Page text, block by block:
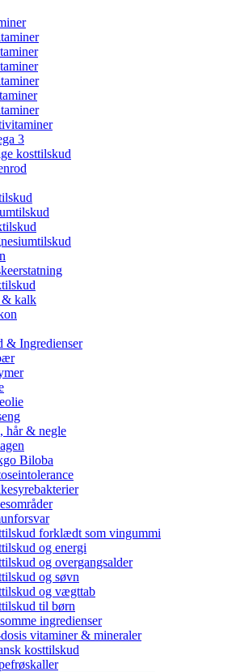
3
kosttilskud
& kalk
& Ingredienser
hår & negle
Biloba
forklædt som vingummi
og energi
og overgangsalder
og søvn
og vægttab
til børn
ingredienser
vitaminer & mineraler
kosttilskud